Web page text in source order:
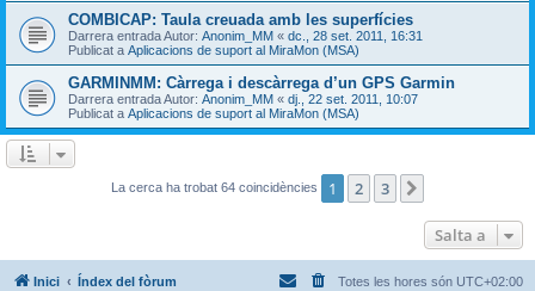
COMBICAP: Taula creuada amb les superfícies
Darrera entrada Autor: Anonim_MM « dc., 28 set. 2011, 16:31
Publicat a Aplicacions de suport al MiraMon (MSA)
GARMINMM: Càrrega i descàrrega d’un GPS Garmin
Darrera entrada Autor: Anonim_MM « dj., 22 set. 2011, 10:07
Publicat a Aplicacions de suport al MiraMon (MSA)
La cerca ha trobat 64 coincidències 1 2 3
Salta a
Inici Índex del fòrum Totes les hores són UTC+02:00